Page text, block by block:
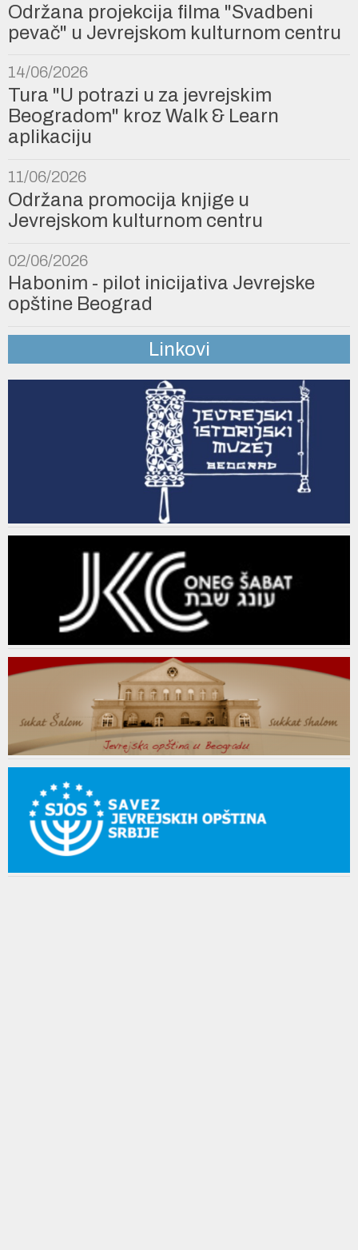
Održana projekcija filma "Svadbeni
pevač" u Jevrejskom kulturnom centru
14/06/2026
Tura "U potrazi u za jevrejskim
Beogradom" kroz Walk & Learn
aplikaciju
11/06/2026
Održana promocija knjige u
Jevrejskom kulturnom centru
02/06/2026
Habonim - pilot inicijativa Jevrejske
opštine Beograd
Linkovi